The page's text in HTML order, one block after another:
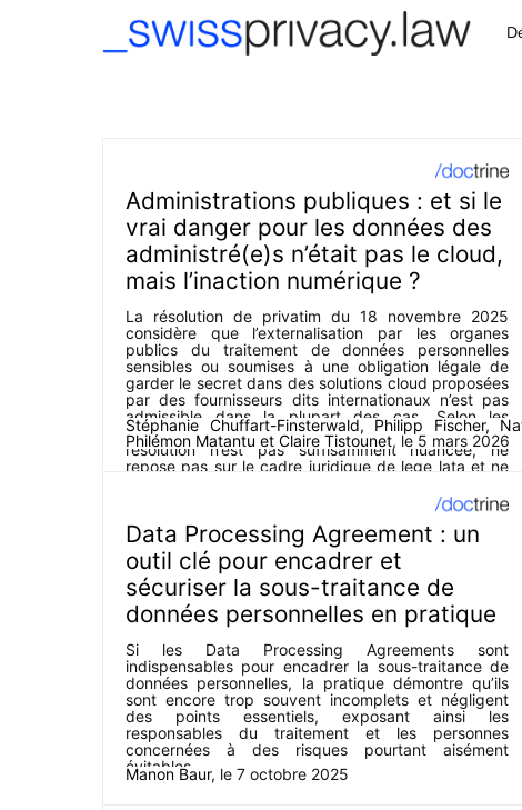
Administrations publiques : et si le
vrai danger pour les données des
administré(e)s n’était pas le cloud,
mais l’inaction numérique ?
La résolution de privatim du 18 novembre 2025
considère que l’externalisation par les organes
publics du traitement de données personnelles
sensibles ou soumises à une obligation légale de
garder le secret dans des solutions cloud proposées
par des fournisseurs dits internationaux n’est pas
admissible dans la plupart des cas. Selon les
autrices et auteurs de la présente contribution, la
résolution n’est pas suffisamment nuancée, ne
repose pas sur le cadre juridique de lege lata et ne
Stéphanie Chuffart-Finsterwald, Philipp Fischer,
Philémon Matantu et Claire Tistounet, le5 mars 2026
Data Processing Agreement : un
outil clé pour encadrer et
sécuriser la sous-traitance de
données personnelles en pratique
Si les Data Processing Agreements sont
indispensables pour encadrer la sous-traitance de
données personnelles, la pratique démontre qu’ils
sont encore trop souvent incomplets et négligent
des points essentiels, exposant ainsi les
responsables du traitement et les personnes
concernées à des risques pourtant aisément
évitables.
Manon Baur, le 7 octobre 2025